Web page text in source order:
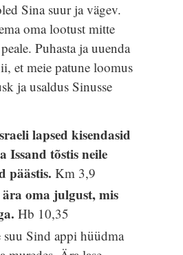
Sina suur ja vägev.
oma lootust mitte
Puhasta ja uuenda
et meie patune loomus
ja usaldus Sinusse
lapsed kisendasid
Issand tõstis neile
päästis.Km 3,9
oma julgust, mis
Hb 10,35
suu Sind appi hüüdma